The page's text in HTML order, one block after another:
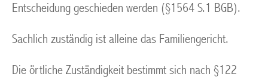
Entscheidung geschieden werden (§1564 S.1 BGB).
Sachlich zuständig ist alleine das Familiengericht.
Die örtliche Zuständigkeit bestimmt sich nach §122